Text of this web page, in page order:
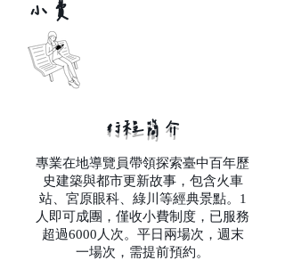
小費
行程簡介
專業在地導覽員帶領探索臺中百年歷
史建築與都市更新故事，包含火車
站、宮原眼科、綠川等經典景點。1
人即可成團，僅收小費制度，已服務
超過6000人次。平日兩場次，週末
一場次，需提前預約。